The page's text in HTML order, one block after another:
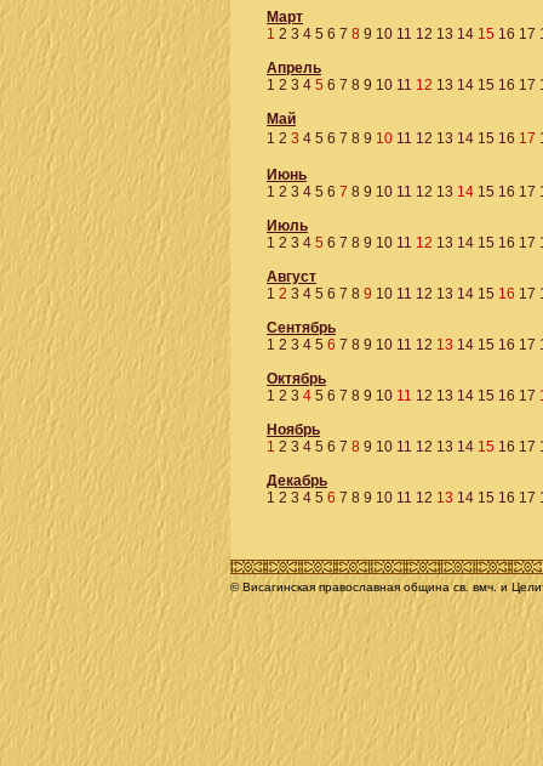
Март
1 2 3 4 5 6 7 8 9 10 11 12 13 14 15 16 17
Апрель
1 2 3 4 5 6 7 8 9 10 11 12 13 14 15 16 17
Май
1 2 3 4 5 6 7 8 9 10 11 12 13 14 15 16 17
Июнь
1 2 3 4 5 6 7 8 9 10 11 12 13 14 15 16 17
Июль
1 2 3 4 5 6 7 8 9 10 11 12 13 14 15 16 17
Август
1 2 3 4 5 6 7 8 9 10 11 12 13 14 15 16 17
Сентябрь
1 2 3 4 5 6 7 8 9 10 11 12 13 14 15 16 17
Октябрь
1 2 3 4 5 6 7 8 9 10 11 12 13 14 15 16 17
Ноябрь
1 2 3 4 5 6 7 8 9 10 11 12 13 14 15 16 17
Декабрь
1 2 3 4 5 6 7 8 9 10 11 12 13 14 15 16 17
© Висагинская православная община св. вмч. и